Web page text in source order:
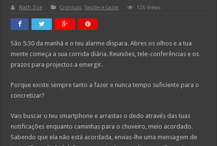
Nath Zoe Crónicas, Saúde e Lazer 126 Views
São 5:30 da manhã e o teu alarme dispara. Abres os olhos e a tua
mente começa a sua corrida diária. Reuniões, tele-conferências e os
prazos para projectos a emergir.
Porque existe sempre tanto a fazer e nunca tempo suficiente para o
concretizar?
Vais buscar o teu smartphone e arrastas o dedo através das tuas
notificações enquanto caminhas para o chuveiro, meio acordado.
Sabendo que ela não está acordada, envias-lhe uma mensagem de